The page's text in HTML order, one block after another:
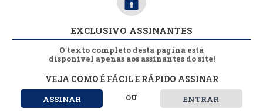
EXCLUSIVO ASSINANTES
O texto completo desta página está
disponível apenas aos assinantes do site!
VEJA COMO É FÁCIL E RÁPIDO ASSINAR
ASSINAR OU ENTRAR